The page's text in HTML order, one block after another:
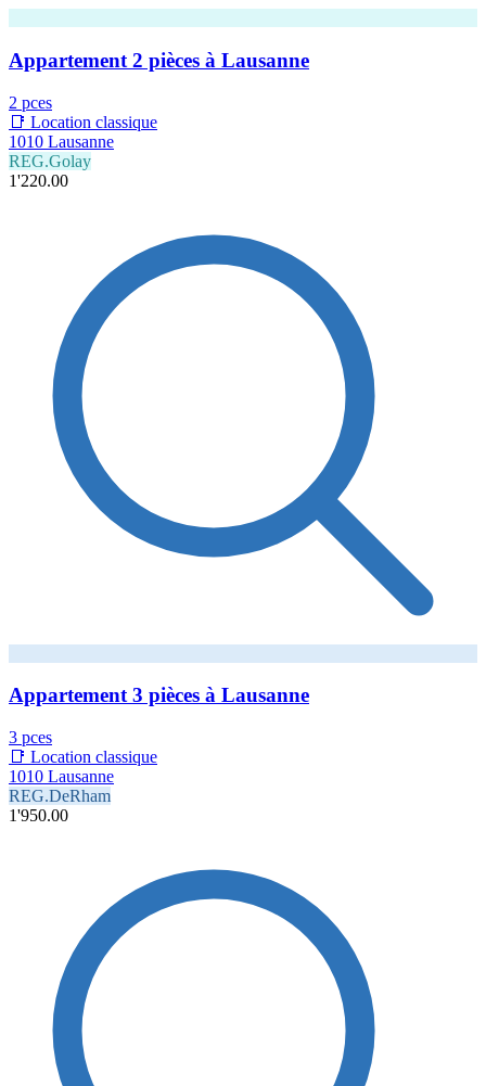
Appartement 2 pièces à Lausanne
2 pces
📑 Location classique
1010 Lausanne
REG.Golay
1'220.00
Appartement 3 pièces à Lausanne
3 pces
📑 Location classique
1010 Lausanne
REG.DeRham
1'950.00